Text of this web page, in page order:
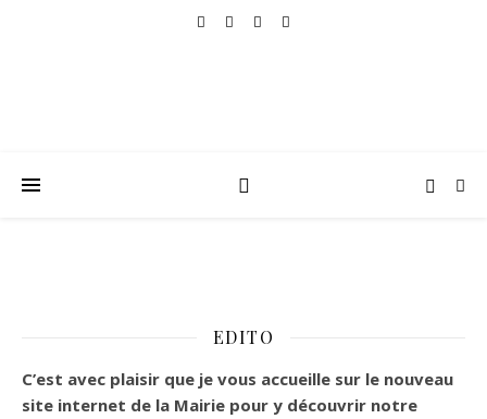
EDITO
C’est avec plaisir que je vous accueille sur le nouveau
site internet de la Mairie pour y découvrir notre